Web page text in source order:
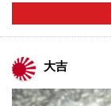
大吉